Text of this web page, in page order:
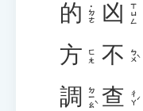
的 ˙ㄉㄜ 凶 ㄒㄩㄥ
方 ㄈㄤ 不 ㄅㄨˋ
調 ㄉㄧㄠˋ 查 ㄔㄚˊ